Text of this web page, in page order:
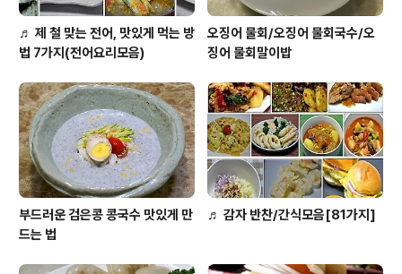
♬ 제 철 맞는 전어, 맛있게 먹는 방
법 7가지(전어요리모음)
오징어 물회/오징어 물회국수/오
징어 물회말이밥
부드러운 검은콩 콩국수 맛있게 만
드는 법
♬ 감자 반찬/간식모음[81가지]